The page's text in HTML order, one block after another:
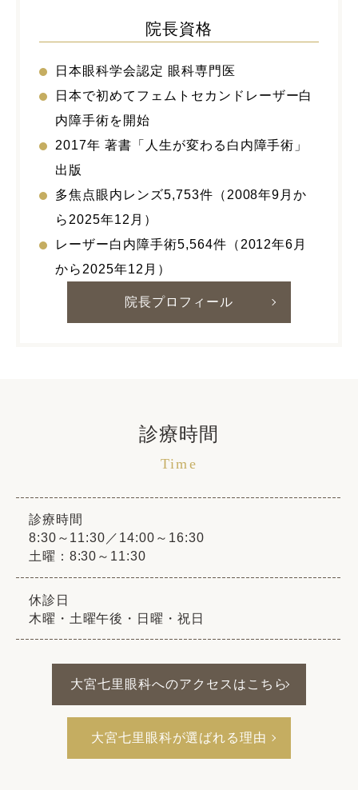
院長資格
日本眼科学会認定 眼科専門医
日本で初めてフェムトセカンドレーザー白
内障手術を開始
2017年 著書「人生が変わる白内障手術」
出版
多焦点眼内レンズ5,753件（2008年9月か
ら2025年12月）
レーザー白内障手術5,564件（2012年6月
から2025年12月）
院長プロフィール
診療時間
Time
診療時間
8:30～11:30／14:00～16:30
土曜：8:30～11:30
休診日
木曜・土曜午後・日曜・祝日
大宮七里眼科へのアクセスはこちら
大宮七里眼科が選ばれる理由